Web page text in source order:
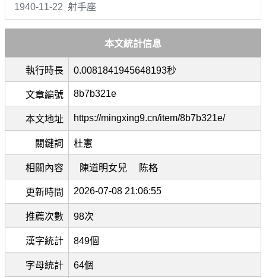
1940-11-22 射手座
本文統計信息
執行時長 0.0081841945648193秒
文章編號 8b7b321e
本文地址 https://mingxing9.cn/item/8b7b321e/
關鍵詞 杜憲
相關內容 陳道明女兒 陈格
更新時間 2026-07-08 21:06:55
推薦次數 98次
漢字統計 849個
字母統計 64個